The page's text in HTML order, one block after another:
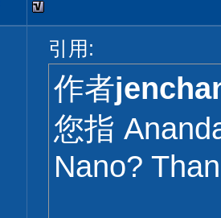
引用:
作者
您指
Nano?